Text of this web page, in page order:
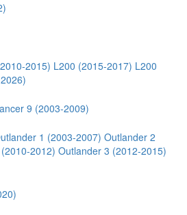
2015) L200 (2015-2017) L200
9 (2003-2009)
1 (2003-2007) Outlander 2
2012) Outlander 3 (2012-2015)